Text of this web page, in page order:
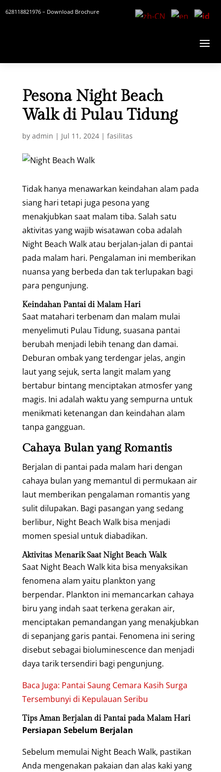
628118821976 – Download Brochure
Pesona Night Beach
Walk di Pulau Tidung
by admin | Jul 11, 2024| fasilitas
Tidak hanya menawarkan keindahan alam pada
siang hari tetapi juga pesona yang
menakjubkan saat malam tiba. Salah satu
aktivitas yang wajib wisatawan coba adalah
Night Beach Walk atau berjalan-jalan di pantai
pada malam hari. Pengalaman ini memberikan
nuansa yang berbeda dan tak terlupakan bagi
para pengunjung.
Keindahan Pantai di Malam Hari
Saat matahari terbenam dan malam mulai
menyelimuti Pulau Tidung, suasana pantai
berubah menjadi lebih tenang dan damai.
Deburan ombak yang terdengar jelas, angin
laut yang sejuk, serta langit malam yang
bertabur bintang menciptakan atmosfer yang
magis. Ini adalah waktu yang sempurna untuk
menikmati ketenangan dan keindahan alam
tanpa gangguan.
Cahaya Bulan yang Romantis
Berjalan di pantai pada malam hari dengan
cahaya bulan yang memantul di permukaan air
laut memberikan pengalaman romantis yang
sulit dilupakan. Bagi pasangan yang sedang
berlibur, Night Beach Walk bisa menjadi
momen spesial untuk diabadikan.
Aktivitas Menarik Saat Night Beach Walk
Saat Night Beach Walk kita bisa menyaksikan
fenomena alam yaitu plankton yang
berpendar. Plankton ini memancarkan cahaya
biru yang indah saat terkena gerakan air,
menciptakan pemandangan yang menakjubkan
di sepanjang garis pantai. Fenomena ini sering
disebut sebagai bioluminescence dan menjadi
daya tarik tersendiri bagi pengunjung.
Baca Juga: Pantai Saung Cemara Kasih Surga
Tersembunyi di Kepulauan Seribu
Tips Aman Berjalan di Pantai pada Malam Hari
Persiapan Sebelum Berjalan
Sebelum memulai Night Beach Walk, pastikan
Anda mengenakan pakaian dan alas kaki yang